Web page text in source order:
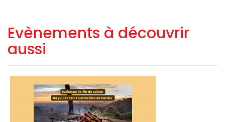
Evènements à découvrir
aussi